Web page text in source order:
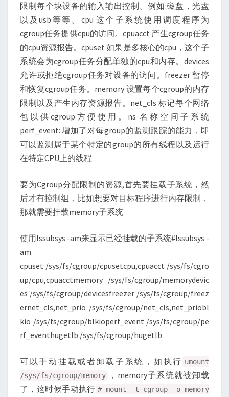
限制每个块设备的输入输出控制。例如:磁盘，光盘
以及usb等等。cpu 这个子系统使用调度程序为
cgroup任务提供cpu的访问。cpuacct 产生cgroup任务
的cpu资源报告。cpuset 如果是多核心的cpu，这个子
系统会为cgroup任务分配单独的cpu和内存。devices
允许或拒绝cgroup任务对设备的访问。freezer 暂停
和恢复cgroup任务。memory 设置每个cgroup的内存
限制以及产生内存资源报告。net_cls 标记每个网络
包以供cgroup方便使用。ns 名称空间子系统
perf_event: 增加了对每group的监测跟踪的能力，即
可以监测属于某个特定的group的所有线程以及运行
在特定CPU上的线程
要为Cgroup分配限制的资源,首先要挂载子系统，然
后才有控制组，比如想要对目标程序进行内存限制，
那就需要挂载memory子系统
使用lssubsys -am来显示已经挂载的子系统#lssubsys -
am
cpuset /sys/fs/cgroup/cpusetcpu,cpuacct /sys/fs/cgro
up/cpu,cpuacctmemory /sys/fs/cgroup/memorydevic
es /sys/fs/cgroup/devicesfreezer /sys/fs/cgroup/freez
ernet_cls,net_prio /sys/fs/cgroup/net_cls,net_priobl
kio /sys/fs/cgroup/blkioperf_event /sys/fs/cgroup/pe
rf_eventhugetlb /sys/fs/cgroup/hugetlb
可以手动挂载或者卸载子系统，如执行 umount
/sys/fs/cgroup/memory
，memory子系统就被卸载
了，这时候手动执行 # mount -t cgroup -o memory